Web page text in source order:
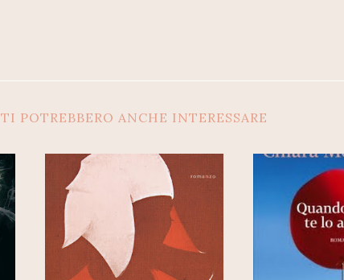
TI POTREBBERO ANCHE INTERESSARE